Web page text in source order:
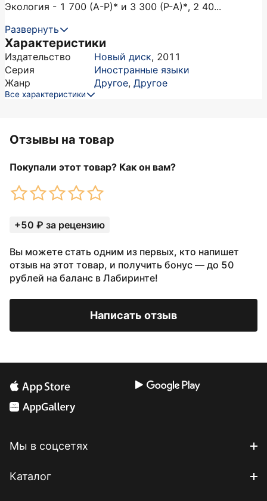
Экология - 1 700 (А-Р)* и 3 300 (Р-А)*, 2 40...
Развернуть
Характеристики
Издательство Новый диск, 2011
Серия
Иностранные языки
Жанр
Другое, Другое
Все характеристики
Отзывы на товар
Покупали этот товар? Как он вам?
+50 ₽ за рецензию
Вы можете стать одним из первых, кто напишет
отзыв на этот товар, и получить бонус — до 50
рублей на баланс в Лабиринте!
Написать отзыв
Мы в соцсетях
Каталог